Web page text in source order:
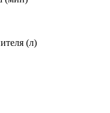
(л)